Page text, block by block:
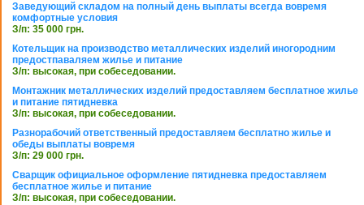
Заведующий складом на полный день выплаты всегда вовремя
комфортные условия
З/п: 35 000 грн.
Котельщик на производство металлических изделий иногородним
предостпаваляем жилье и питание
З/п: высокая, при собеседовании.
Монтажник металлических изделий предоставляем бесплатное жилье
и питание пятидневка
З/п: высокая, при собеседовании.
Разнорабочий ответственный предоставляем бесплатно жилье и
обеды выплаты вовремя
З/п: 29 000 грн.
Сварщик официальное оформление пятидневка предоставляем
бесплатное жилье и питание
З/п: высокая, при собеседовании.